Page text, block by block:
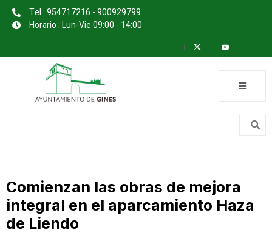
Tel : 954717216 - 900929799
Horario : Lun-Vie 09:00 - 14:00
Comienzan las obras de mejora
integral en el aparcamiento Haza
de Liendo